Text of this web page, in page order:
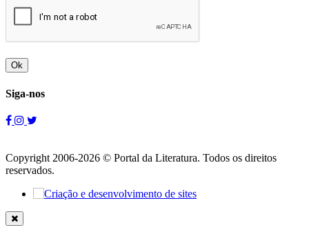
Ok
Siga-nos
Copyright 2006-2026 © Portal da Literatura. Todos os direitos
reservados.